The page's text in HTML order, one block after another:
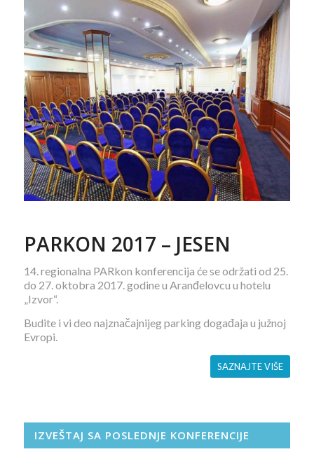
PARKON 2017 – JESEN
14. regionalna PARkon konferencija će se održati od 25.
do 27. oktobra 2017. godine u Aranđelovcu u hotelu
„Izvor“.
Budite i vi deo najznačajnijeg parking događaja u južnoj
Evropi.
SAZNAJTE VIŠE
IZVEŠTAJ SA POSLEDNJE KONFERENCIJE